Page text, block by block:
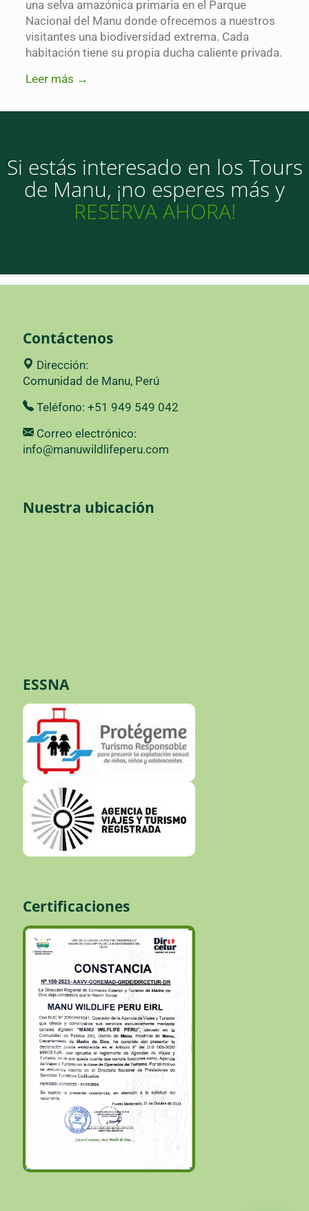
una selva amazónica primaria en el Parque
Nacional del Manu donde ofrecemos a nuestros
visitantes una biodiversidad extrema. Cada
habitación tiene su propia ducha caliente privada.
Leer más →
Si estás interesado en los Tours
de Manu, ¡no esperes más y
RESERVA AHORA!
Contáctenos
Dirección:
Comunidad de Manu, Perú
Teléfono: +51 949 549 042
Correo electrónico:
info@manuwildlifeperu.com
Nuestra ubicación
ESSNA
Certificaciones